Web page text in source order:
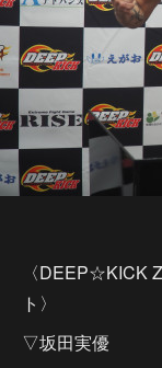
〈DEEP☆KICK
ト〉
▽坂田実優